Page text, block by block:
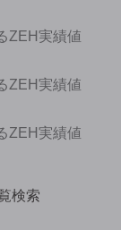
ZEH実績値
ZEH実績値
ZEH実績値
検索